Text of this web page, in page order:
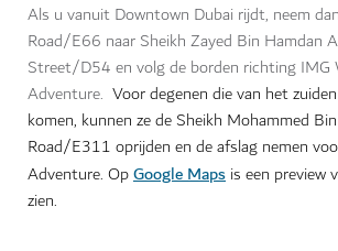
Als u vanuit Downtown Dubai rijdt, neem
Road/E66 naar Sheikh Zayed Bin Hamdan
Street/D54 en volg de borden richting IMG
Adventure. Voor degenen die van het
komen, kunnen ze de Sheikh Mohammed
Road/E311 oprijden en de afslag nemen
Adventure. OpGoogle Maps is een preview
zien.